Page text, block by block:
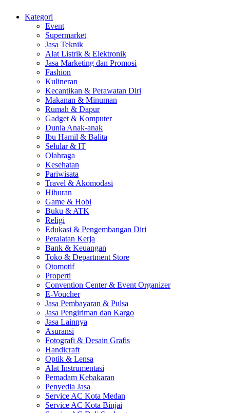
Kategori
Event
Supermarket
Jasa Teknik
Alat Listrik & Elektronik
Jasa Marketing dan Promosi
Fashion
Kulineran
Kecantikan & Perawatan Diri
Makanan & Minuman
Rumah & Dapur
Gadget & Komputer
Dunia Anak-anak
Ibu Hamil & Balita
Selular & IT
Olahraga
Kesehatan
Pariwisata
Travel & Akomodasi
Hiburan
Game & Hobi
Buku & ATK
Religi
Edukasi & Pengembangan Diri
Peralatan Kerja
Bank & Keuangan
Toko & Department Store
Otomotif
Properti
Convention Center & Event Organizer
E-Voucher
Jasa Pembayaran & Pulsa
Jasa Pengiriman dan Kargo
Jasa Lainnya
Asuransi
Fotografi & Desain Grafis
Handicraft
Optik & Lensa
Alat Instrumentasi
Pemadam Kebakaran
Penyedia Jasa
Service AC Kota Medan
Service AC Kota Binjai